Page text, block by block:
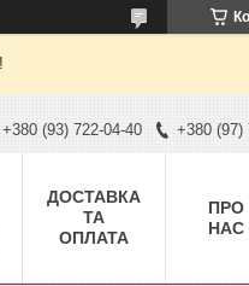
+380 (93) 722-04-40 +380 (97)
ДОСТАВКА
ТА
ОПЛАТА
ПРО
НАС